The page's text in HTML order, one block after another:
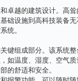
卓越的建筑设计。高
础设施到高科技装备
统。
键组成部分。该系统
如温度、湿度、空气
的舒适和安全。